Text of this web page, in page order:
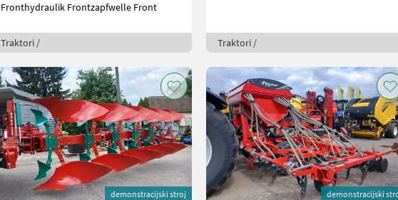
Fronthydraulik Frontzapfwelle Front
Traktori / Traktori /
demonstracijski stroj demonstracijski